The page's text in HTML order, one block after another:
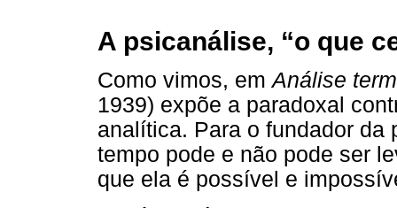
A psicanálise, “o que
Como vimos, emAnálise
1939) expõe a paradoxal
analítica. Para o fundador da
tempo pode e não pode ser
que ela é possível e